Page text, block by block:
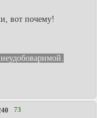
вот почему!
73